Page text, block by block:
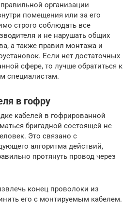
организации
помещения или за его
строго соблюдать все
и не нарушать общих
а также правил монтажа и
Если нет достаточных
сфере, то лучше обратиться к
специалистам.
в гофру
кабелей в гофрированной
бригадной состоящей не
Это связано с
алгоритма действий,
протянуть провод через
конец проволоки из
его с монтируемым кабелем.